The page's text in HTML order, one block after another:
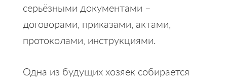
серьёзными документами –
договорами, приказами, актами,
протоколами, инструкциями.
Одна из будущих хозяек собирается